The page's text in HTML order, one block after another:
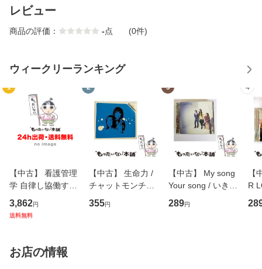
レビュー
商品の評価： -点 (0件)
ウィークリーランキング
1
【中古】 看護管理
学 自律し協働する
専門職の看護マネ
ジメントスキル 改
恵 藤本幸三 / 南江
堂 [単行
3,862円
送料無料
2
【中古】 生命力 /
チャットモンチー /
キューンレコード
[CD]【メール便送
355円
3
【中古】 My song
Your song / いきも
のがかり / [CD]
【メール便送料無
289円
4
【
R
産
お店の情報